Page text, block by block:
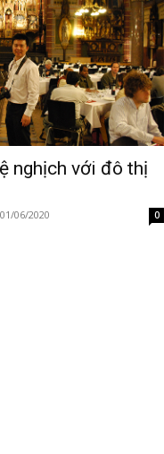
nghịch với đô thị
01/06/2020 0